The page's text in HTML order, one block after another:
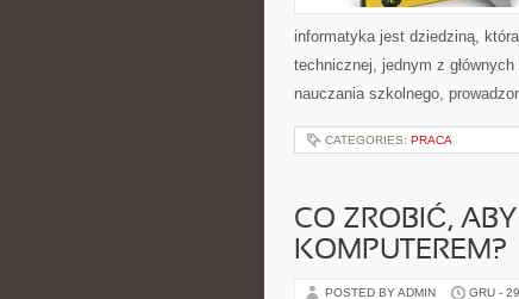
informatyka jest dziedziną,
technicznej, jednym z
nauczania szkolnego,
CATEGORIES: PRACA
CO ZROBIĆ,
KOMPUTEREM?
POSTED BY ADMIN GRU -